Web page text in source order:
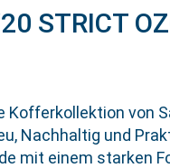
STRICT
Kofferkollektion von
Nachhaltig und
mit einem starken